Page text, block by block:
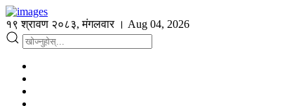
१९ श्रावण २०८३, मंगलवार । Aug 04, 2026